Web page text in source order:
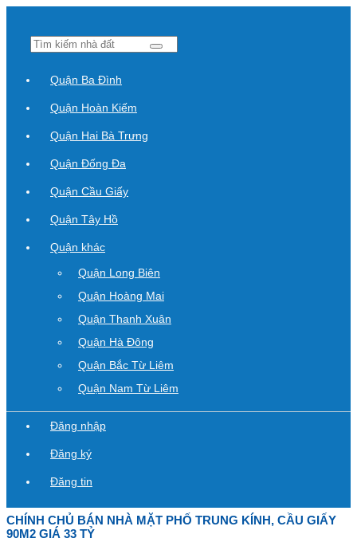
Quận Ba Đình
Quận Hoàn Kiếm
Quận Hai Bà Trưng
Quận Đống Đa
Quận Cầu Giấy
Quận Tây Hồ
Quận khác
Quận Long Biên
Quận Hoàng Mai
Quận Thanh Xuân
Quận Hà Đông
Quận Bắc Từ Liêm
Quận Nam Từ Liêm
Đăng nhập
Đăng ký
Đăng tin
CHÍNH CHỦ BÁN NHÀ MẶT PHỐ TRUNG KÍNH, CẦU GIẤY
90M2 GIÁ 33 TỶ